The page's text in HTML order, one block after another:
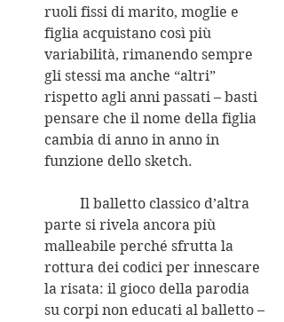
ruoli fissi di marito, moglie e
figlia acquistano così più
variabilità, rimanendo sempre
gli stessi ma anche “altri”
rispetto agli anni passati – basti
pensare che il nome della figlia
cambia di anno in anno in
funzione dello sketch.
parte si rivela ancora più
malleabile perché sfrutta la
rottura dei codici per innescare
la risata: il gioco della parodia
su corpi non educati al balletto –